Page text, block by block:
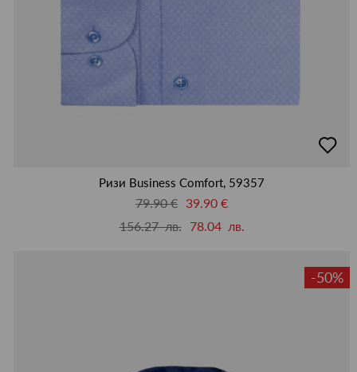
в
Ризи Business Comfort, 59357
79.90 € 39.90 €
156.27 лв.
78.04 лв.
-50%